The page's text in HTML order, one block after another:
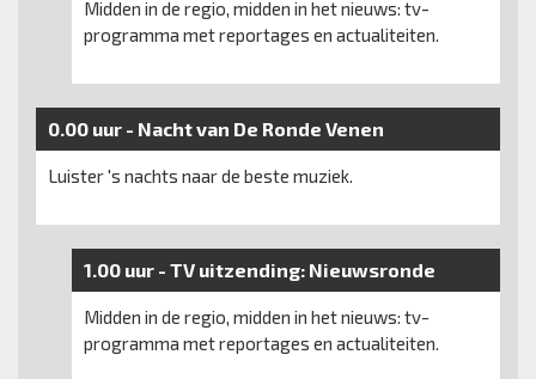
Midden in de regio, midden in het nieuws: tv-
programma met reportages en actualiteiten.
0.00 uur - Nacht van De Ronde Venen
Luister 's nachts naar de beste muziek.
1.00 uur - TV uitzending: Nieuwsronde
Midden in de regio, midden in het nieuws: tv-
programma met reportages en actualiteiten.